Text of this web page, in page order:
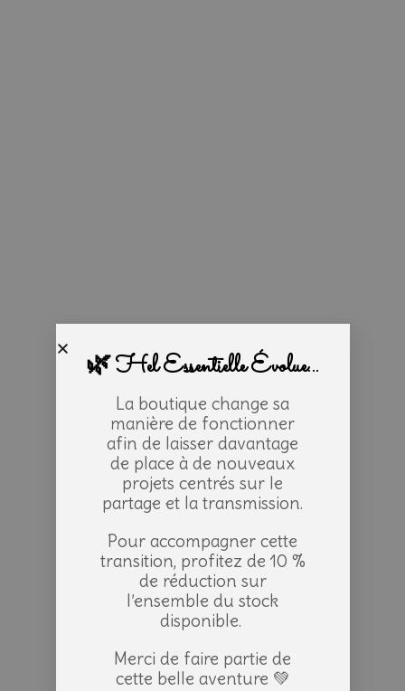
🌿 Hel Essentielle Évolue...
La boutique change sa
manière de fonctionner
afin de laisser davantage
de place à de nouveaux
projets centrés sur le
partage et la transmission.
Pour accompagner cette
transition, profitez de 10 %
de réduction sur
l’ensemble du stock
disponible.
Merci de faire partie de
cette belle aventure 💚